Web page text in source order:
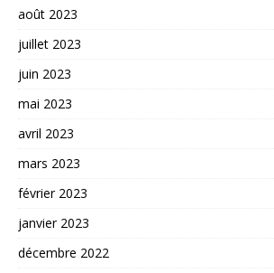
août 2023
juillet 2023
juin 2023
mai 2023
avril 2023
mars 2023
février 2023
janvier 2023
décembre 2022